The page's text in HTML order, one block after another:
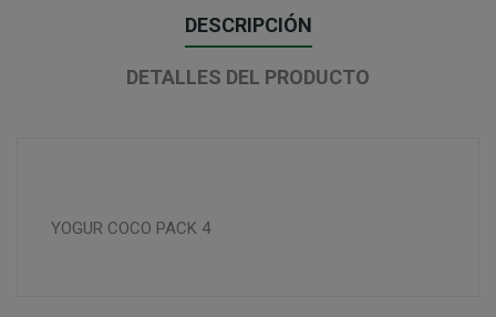
DESCRIPCIÓN
DETALLES DEL PRODUCTO
YOGUR COCO PACK 4